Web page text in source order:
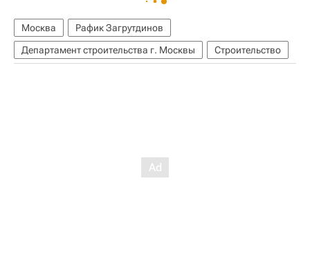
Москва
Рафик Загрутдинов
Департамент строительства г. Москвы
Строительство